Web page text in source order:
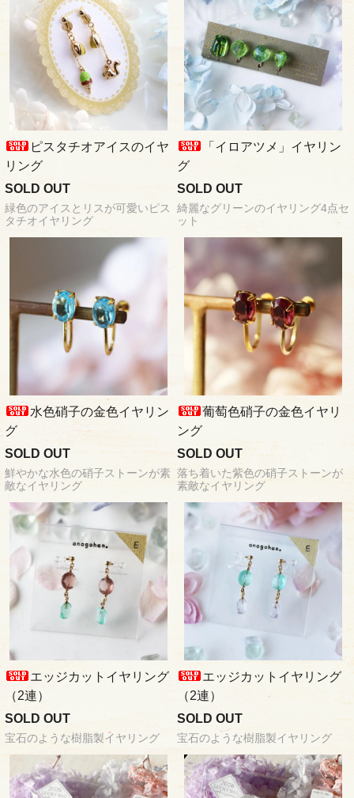
ピスタチオアイスのイヤ
リング
SOLD OUT
緑色のアイスとリスが可愛いピス
タチオイヤリング
「イロアツメ」イヤリン
グ
SOLD OUT
綺麗なグリーンのイヤリング4点セ
ット
水色硝子の金色イヤリン
グ
SOLD OUT
鮮やかな水色の硝子ストーンが素
敵なイヤリング
葡萄色硝子の金色イヤリ
ング
SOLD OUT
落ち着いた紫色の硝子ストーンが
素敵なイヤリング
エッジカットイヤリング
（2連）
SOLD OUT
宝石のような樹脂製イヤリング
エッジカットイヤリング
（2連）
SOLD OUT
宝石のような樹脂製イヤリング